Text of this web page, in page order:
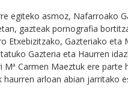
egiteko asmoz, Nafarroako
gazteak pornografia
Etxebizitzako, Gazteriako
Gazteria eta Haurren
Carmen Maeztuk ere parte
arloan abian jarritako